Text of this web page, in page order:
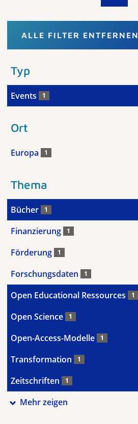
ALLE FILTER ENTFERNEN
Typ
Events 1
Ort
Europa 1
Thema
Bücher 1
Finanzierung 1
Förderung 1
Forschungsdaten 1
Open Educational Ressources 1
Open Science 1
Open-Access-Modelle 1
Transformation 1
Zeitschriften 1
Mehr zeigen